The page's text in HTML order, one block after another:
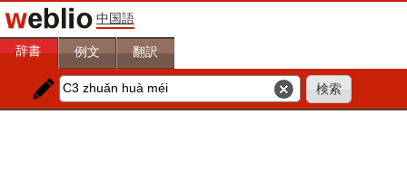
中国語
辞書 例文 翻訳